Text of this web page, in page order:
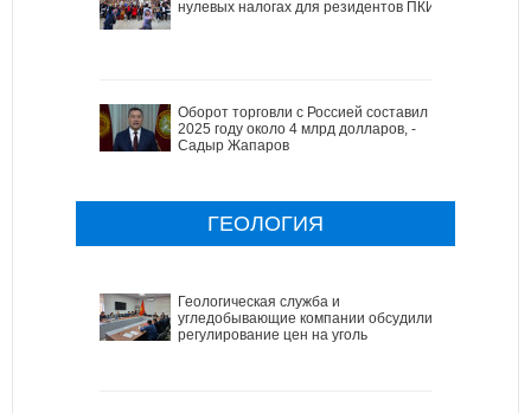
нулевых налогах для резидентов ПКИ
Оборот торговли с Россией составил в
2025 году около 4 млрд долларов, -
Садыр Жапаров
ГЕОЛОГИЯ
Геологическая служба и
угледобывающие компании обсудили
регулирование цен на уголь